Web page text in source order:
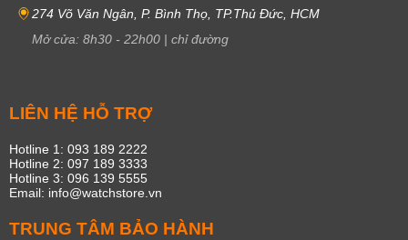
274 Võ Văn Ngân, P. Bình Thọ, TP.Thủ Đức, HCM
Mở cửa: 8h30 - 22h00 | chỉ đường
LIÊN HỆ HỖ TRỢ
Hotline 1: 093 189 2222
Hotline 2: 097 189 3333
Hotline 3: 096 139 5555
Email: info@watchstore.vn
TRUNG TÂM BẢO HÀNH